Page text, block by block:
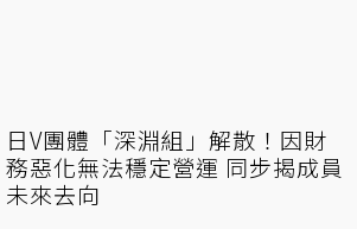
日V團體「深淵組」解散！因財
務惡化無法穩定營運 同步揭成員
未來去向